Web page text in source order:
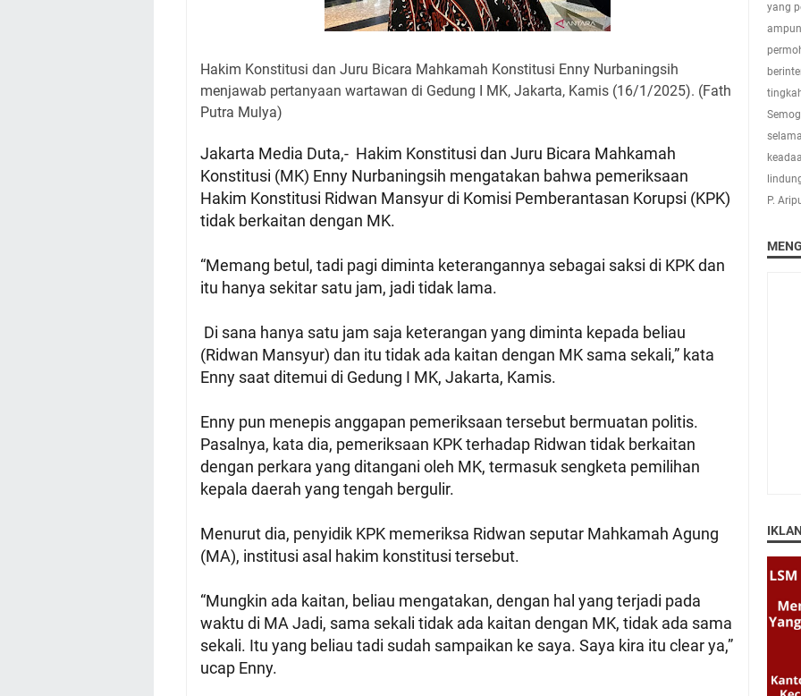
Hakim Konstitusi dan Juru Bicara Mahkamah Konstitusi Enny Nurbaningsih
menjawab pertanyaan wartawan di Gedung I MK, Jakarta, Kamis (16/1/2025). (Fath
Putra Mulya)
Jakarta Media Duta,- Hakim Konstitusi dan Juru Bicara Mahkamah
Konstitusi (MK) Enny Nurbaningsih mengatakan bahwa pemeriksaan
Hakim Konstitusi Ridwan Mansyur di Komisi Pemberantasan Korupsi (KPK)
tidak berkaitan dengan MK.
“Memang betul, tadi pagi diminta keterangannya sebagai saksi di KPK dan
itu hanya sekitar satu jam, jadi tidak lama.
Di sana hanya satu jam saja keterangan yang diminta kepada beliau
(Ridwan Mansyur) dan itu tidak ada kaitan dengan MK sama sekali,” kata
Enny saat ditemui di Gedung I MK, Jakarta, Kamis.
Enny pun menepis anggapan pemeriksaan tersebut bermuatan politis.
Pasalnya, kata dia, pemeriksaan KPK terhadap Ridwan tidak berkaitan
dengan perkara yang ditangani oleh MK, termasuk sengketa pemilihan
kepala daerah yang tengah bergulir.
Menurut dia, penyidik KPK memeriksa Ridwan seputar Mahkamah Agung
(MA), institusi asal hakim konstitusi tersebut.
“Mungkin ada kaitan, beliau mengatakan, dengan hal yang terjadi pada
waktu di MA Jadi, sama sekali tidak ada kaitan dengan MK, tidak ada sama
sekali. Itu yang beliau tadi sudah sampaikan ke saya. Saya kira itu clear ya,”
ucap Enny.
yang
P.